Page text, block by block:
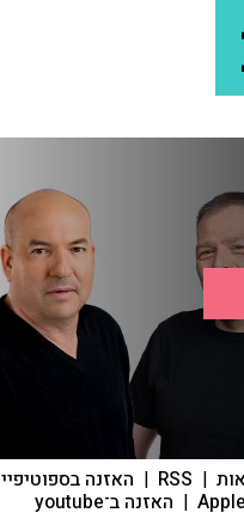
|
RSS
| האזנה בספוטיפיי
| האזנה ב־youtube